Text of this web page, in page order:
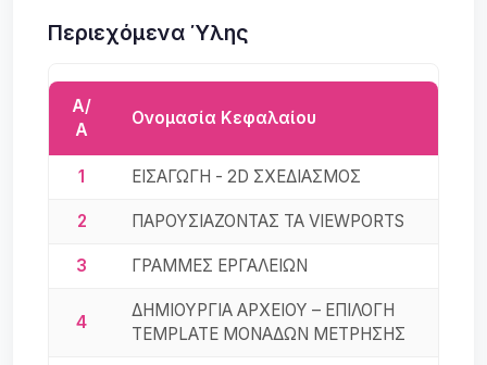
Περιεχόμενα Ύλης
Α/
Α
Ονομασία Κεφαλαίου
1 ΕΙΣΑΓΩΓΗ - 2D ΣΧΕΔΙΑΣΜΟΣ
2 ΠΑΡΟΥΣΙΑΖΟΝΤΑΣ ΤΑ VIEWPORTS
3 ΓΡΑΜΜΕΣ ΕΡΓΑΛΕΙΩΝ
4
ΔΗΜΙΟΥΡΓΙΑ ΑΡΧΕΙΟΥ – ΕΠΙΛΟΓΗ
TEMPLATE ΜΟΝΑΔΩΝ ΜΕΤΡΗΣΗΣ